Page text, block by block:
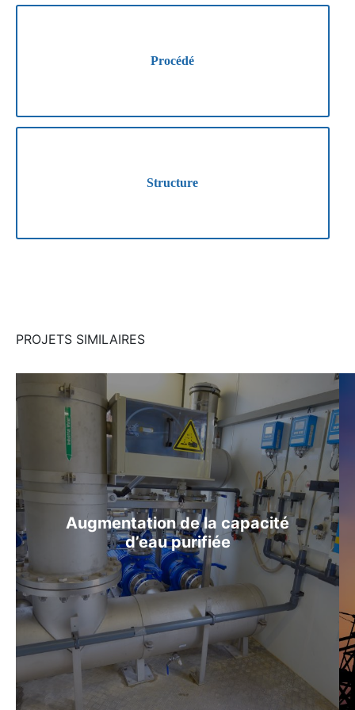
Procédé
Structure
PROJETS SIMILAIRES
Augmentation de la capacité
d’eau purifiée